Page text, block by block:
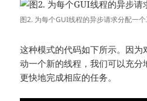
图2. 为每个GUI线程的异步请求分配一
这种模式的代码如下所示。因为
动一个新的线程，我们可以充分
更快地完成相应的任务。